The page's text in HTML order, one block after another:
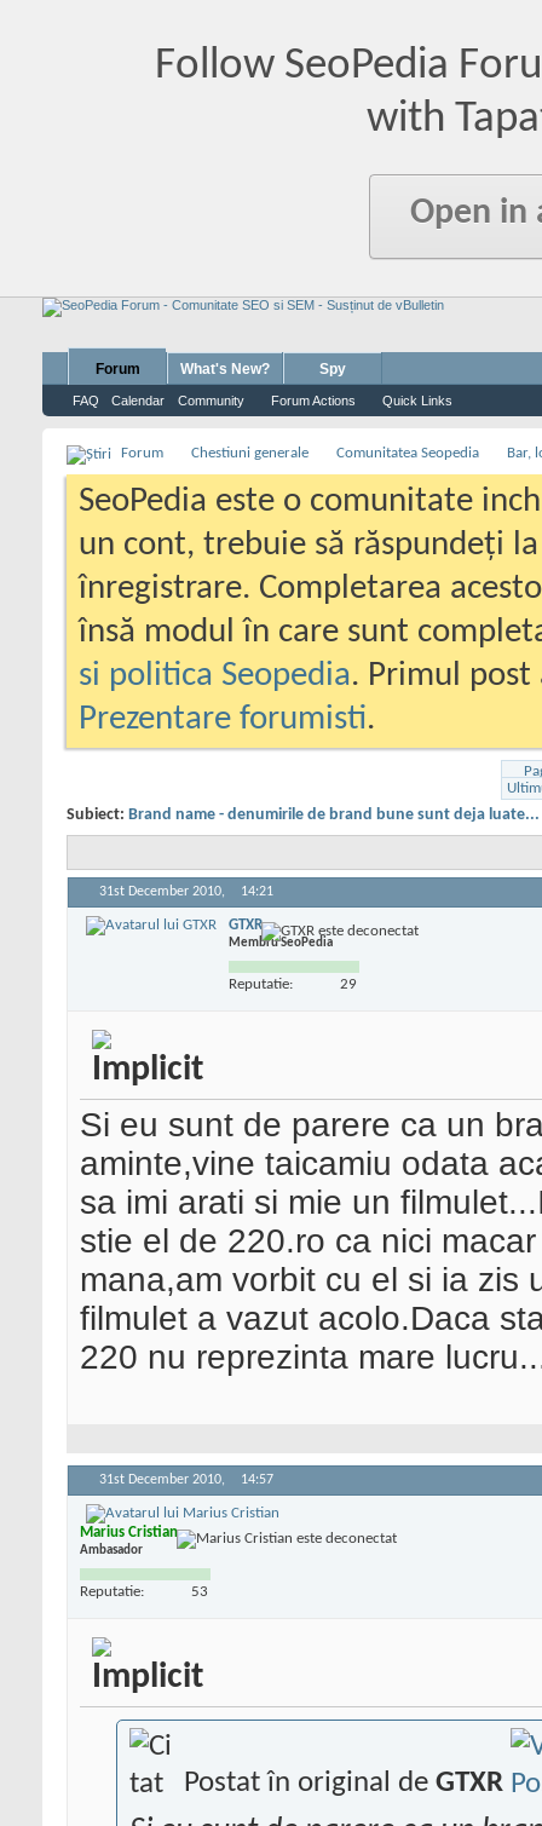
Follow SeoPedia
with
Open in
Forum
FAQ Calendar Community Forum Actions Quick Links
What's New? Spy
Forum Chestiuni generale Comunitatea Seopedia Bar,
SeoPedia este o comunitate
un cont, trebuie să răspundeți
înregistrare. Completarea
însă modul în care sunt
si politica Seopedia. Primul
Prezentare forumisti.
Subiect: Brand name - denumirile de brand bune sunt deja luate...
31st December 2010, 14:21
GTXR
Membru SeoPedia
Reputatie: 29
Si eu sunt de parere ca un
aminte,vine taicamiu odata
sa imi arati si mie un
stie el de 220.ro ca nici
mana,am vorbit cu el si ia zis
filmulet a vazut acolo.Daca
220 nu reprezinta mare
31st December 2010, 14:57
Marius Cristian
Ambasador
Reputatie: 53
Postat în original de GTXR